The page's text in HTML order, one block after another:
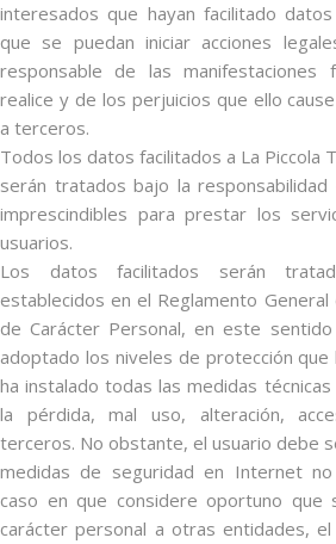
interesados que hayan facilitado
que se puedan iniciar acciones
responsable de las manifestaciones
realice y de los perjuicios que ello
a terceros.
Todos los datos facilitados a La Piccola
serán tratados bajo la
imprescindibles para prestar los
usuarios.
Los datos facilitados serán
establecidos en el Reglamento
de Carácter Personal, en este
adoptado los niveles de protección
ha instalado todas las medidas
la pérdida, mal uso, alteración,
terceros. No obstante, el usuario debe
medidas de seguridad en Internet no
caso en que considere oportuno que
carácter personal a otras entidades,